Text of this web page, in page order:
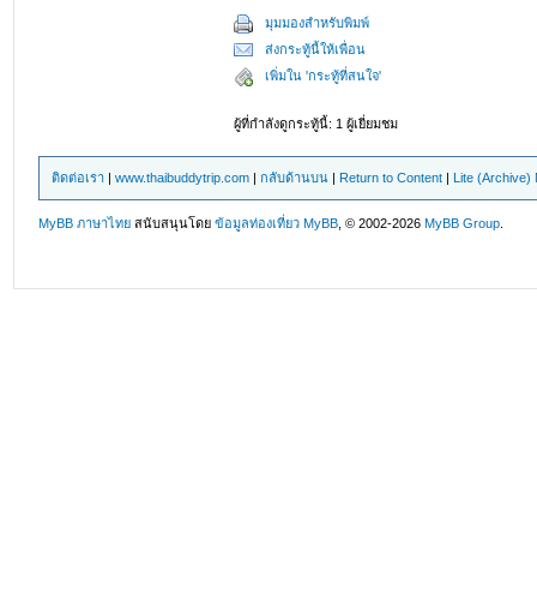
มุมมองสำหรับพิมพ์
ส่งกระทู้นี้ให้เพื่อน
เพิ่มใน 'กระทู้ที่สนใจ'
ผู้ที่กำลังดูกระทู้นี้: 1 ผู้เยี่ยมชม
ติดต่อเรา |www.thaibuddytrip.com |กลับด้านบน | Return to Content | Lite (Archive)
MyBB ภาษาไทย สนับสนุนโดยข้อมูลท่องเที่ยว MyBB , © 2002-2026MyBB Group